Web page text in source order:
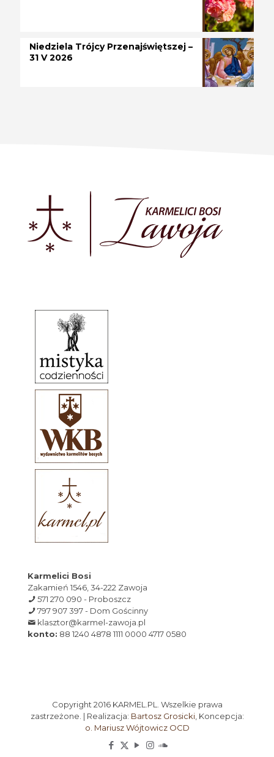
Niedziela Trójcy Przenajświętszej –
31 V 2026
Karmelici Bosi
Zakamień 1546, 34-222 Zawoja
571 270 090 - Proboszcz
797 907 397 - Dom Gościnny
klasztor@karmel-zawoja.pl
konto: 88 1240 4878 1111 0000 4717 0580
Copyright 2016 KARMEL.PL. Wszelkie prawa
zastrzeżone. | Realizacja: Bartosz Grosicki, Koncepcja:
o. Mariusz Wójtowicz OCD